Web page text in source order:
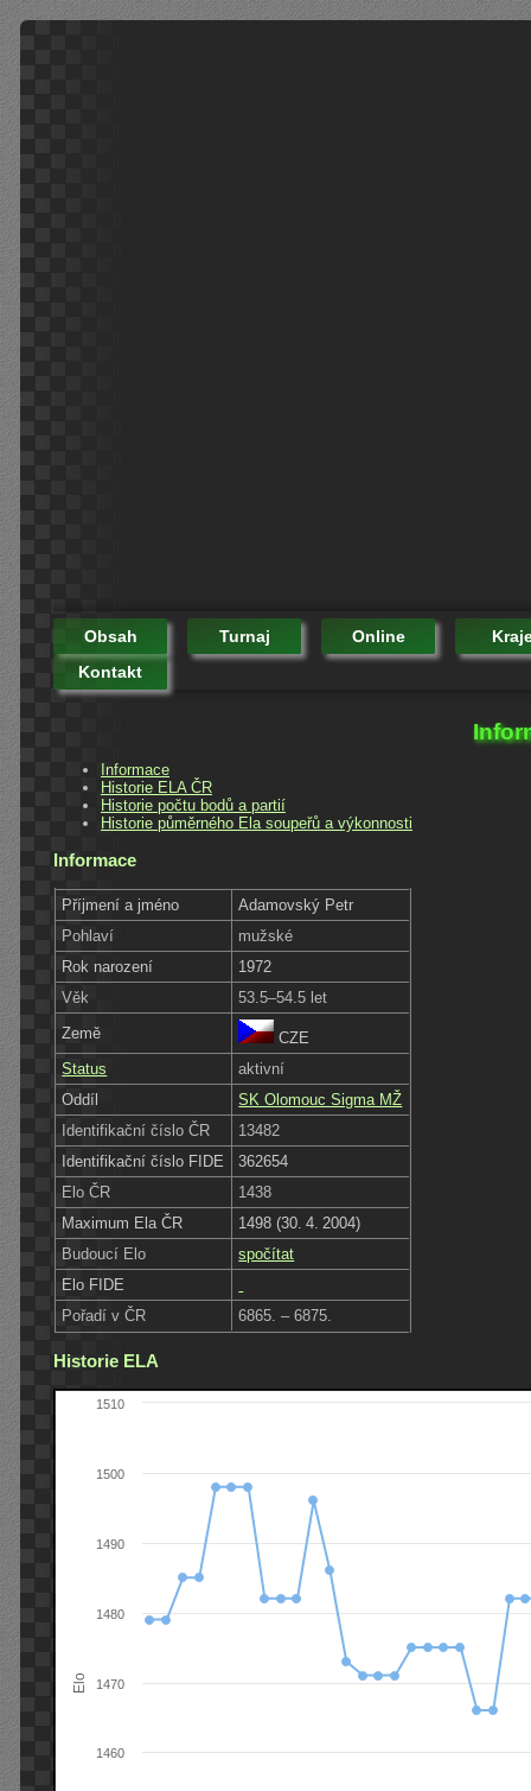
Obsah Turnaj Online
Kontakt
Informace
Historie ELA ČR
Historie počtu bodů a partií
Historie půměrného Ela soupeřů a výkonnosti
Informace
Příjmení a jméno
Adamovský Petr
Pohlaví
mužské
Rok narození
1972
Věk
53.5–54.5 let
Země
CZE
Status
aktivní
Oddíl
SK Olomouc Sigma MŽ
Identifikační číslo ČR
13482
Identifikační číslo FIDE
362654
Elo ČR
1438
Maximum Ela ČR
1498 (30. 4. 2004)
Budoucí Elo
spočítat
Elo FIDE
Pořadí v ČR
6865. – 6875.
Historie ELA
Elo
1460
1470
1480
1490
1500
1510